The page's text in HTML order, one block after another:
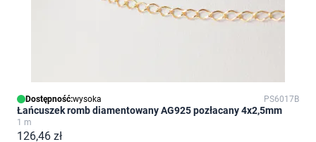
Dostępność:wysoka PS6017B
Łańcuszek romb diamentowany AG925 pozłacany 4x2,5mm
1 m
126,46 zł